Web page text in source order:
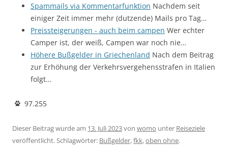
Spammails via Kommentarfunktion Nachdem seit
einiger Zeit immer mehr (dutzende) Mails pro Tag…
Preissteigerungen - auch beim campen Wer echter
Camper ist, der weiß, Campen war noch nie…
Höhere Bußgelder in Griechenland Nach dem Beitrag
zur Erhöhung der Verkehrsvergehensstrafen in Italien
folgt…
97.255
Dieser Beitrag wurde am 13. Juli 2023von womo unter Reiseziele
veröffentlicht. Schlagwörter: Bußgelder,fkk,oben ohne.